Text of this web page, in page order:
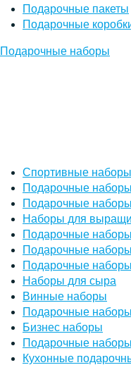
Подарочные пакеты
Подарочные
Подарочные наборы
Спортивные наборы
Подарочные
Подарочные
Наборы для
Подарочные
Подарочные
Подарочные
Наборы для сыра
Винные наборы
Подарочные
Бизнес наборы
Подарочные
Кухонные